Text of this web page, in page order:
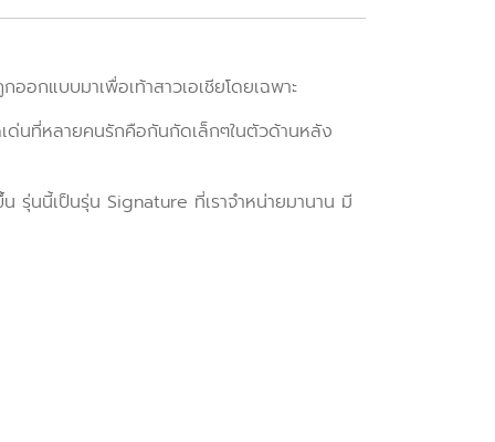
กแบบมาเพื่อเท้าสาวเอเชียโดยเฉพาะ
นที่หลายคนรักคือกันกัดเล็กๆในตัวด้านหลัง
รุ่นนี้เป็นรุ่น Signature ที่เราจำหน่ายมานาน มี